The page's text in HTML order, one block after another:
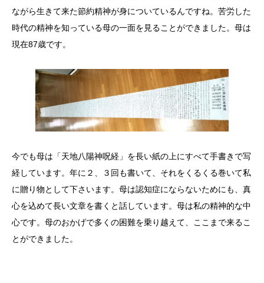
ながら生きて来た節約精神が身についているんですね。苦労した
時代の精神を知っている母の一面を見ることができました。母は
現在87歳です。
今でも母は「天地八陽神呪経」を長い紙の上にすべて手書きで写
経しています。年に２、３回も書いて、それをくるくる巻いて私
に贈り物として下さいます。母は認知症にならないためにも、真
心を込めて長い文章を書くと話しています。母は私の精神的な中
心です。母のおかげで多くの困難を乗り越えて、ここまで来るこ
とができました。